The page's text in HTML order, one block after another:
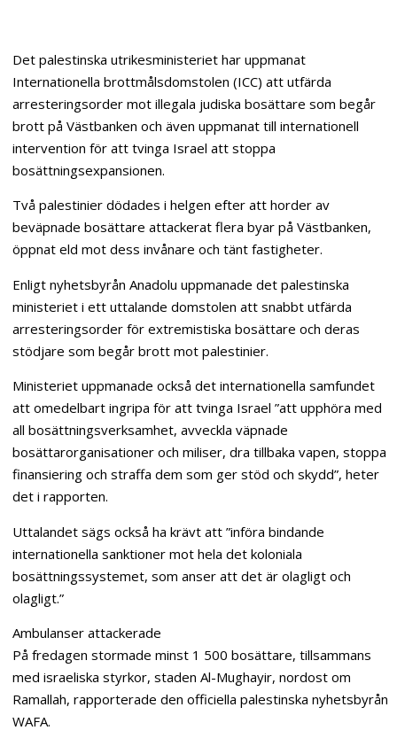
Det palestinska utrikesministeriet har uppmanat
Internationella brottmålsdomstolen (ICC) att utfärda
arresteringsorder mot illegala judiska bosättare som begår
brott på Västbanken och även uppmanat till internationell
intervention för att tvinga Israel att stoppa
bosättningsexpansionen.
Två palestinier dödades i helgen efter att horder av
beväpnade bosättare attackerat flera byar på Västbanken,
öppnat eld mot dess invånare och tänt fastigheter.
Enligt nyhetsbyrån Anadolu uppmanade det palestinska
ministeriet i ett uttalande domstolen att snabbt utfärda
arresteringsorder för extremistiska bosättare och deras
stödjare som begår brott mot palestinier.
Ministeriet uppmanade också det internationella samfundet
att omedelbart ingripa för att tvinga Israel ”att upphöra med
all bosättningsverksamhet, avveckla väpnade
bosättarorganisationer och miliser, dra tillbaka vapen, stoppa
finansiering och straffa dem som ger stöd och skydd”, heter
det i rapporten.
Uttalandet sägs också ha krävt att ”införa bindande
internationella sanktioner mot hela det koloniala
bosättningssystemet, som anser att det är olagligt och
olagligt.”
Ambulanser attackerade
På fredagen stormade minst 1 500 bosättare, tillsammans
med israeliska styrkor, staden Al-Mughayir, nordost om
Ramallah, rapporterade den officiella palestinska nyhetsbyrån
WAFA.